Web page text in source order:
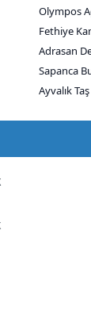
Olympos
Fethiye
Adrasan
Sapanca
Ayvalık